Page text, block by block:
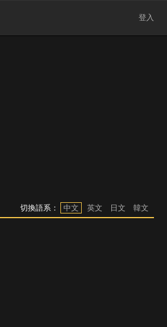
登入
切換語系： 中文 英文 日文 韓文